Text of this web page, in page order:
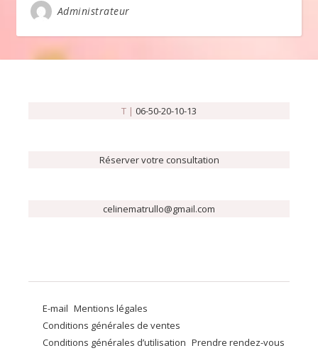
Administrateur
T | 06-50-20-10-13
Réserver votre consultation
celinematrullo@gmail.com
E-mail Mentions légales
Conditions générales de ventes
Conditions générales d’utilisation Prendre rendez-vous